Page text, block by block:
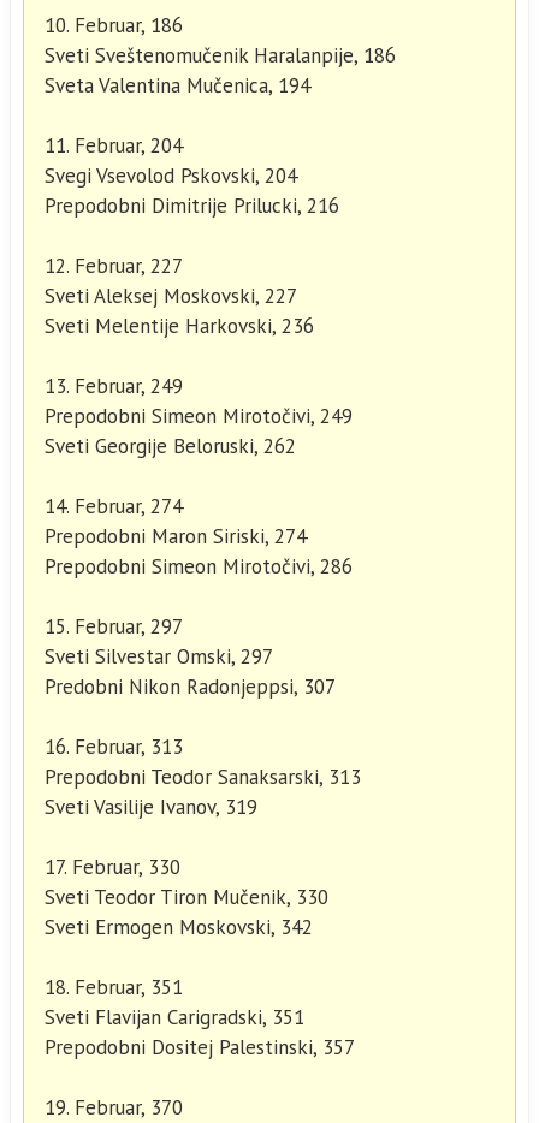
10. Februar, 186
Sveti Sveštenomučenik Haralanpije, 186
Sveta Valentina Mučenica, 194
11. Februar, 204
Svegi Vsevolod Pskovski, 204
Prepodobni Dimitrije Prilucki, 216
12. Februar, 227
Sveti Aleksej Moskovski, 227
Sveti Melentije Harkovski, 236
13. Februar, 249
Prepodobni Simeon Mirotočivi, 249
Sveti Georgije Beloruski, 262
14. Februar, 274
Prepodobni Maron Siriski, 274
Prepodobni Simeon Mirotočivi, 286
15. Februar, 297
Sveti Silvestar Omski, 297
Predobni Nikon Radonjeppsi, 307
16. Februar, 313
Prepodobni Teodor Sanaksarski, 313
Sveti Vasilije Ivanov, 319
17. Februar, 330
Sveti Teodor Tiron Mučenik, 330
Sveti Ermogen Moskovski, 342
18. Februar, 351
Sveti Flavijan Carigradski, 351
Prepodobni Dositej Palestinski, 357
19. Februar, 370